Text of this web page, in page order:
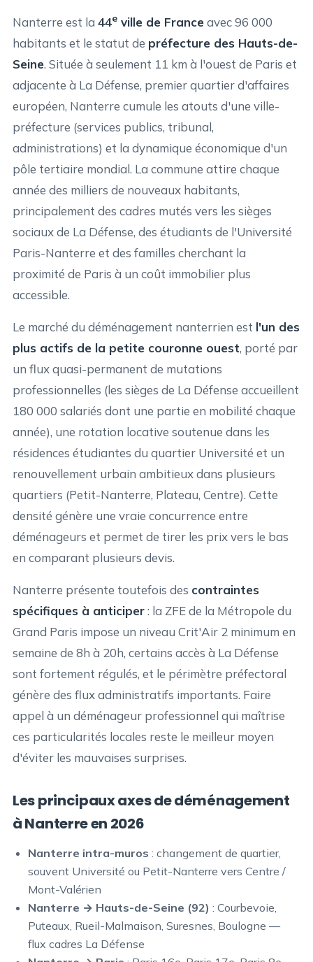
Nanterre est la44e ville de Franceavec 96 000
habitants et le statut de préfecture des Hauts-de-
Seine. Située à seulement 11 km à l'ouest de Paris et
adjacente à La Défense, premier quartier d'affaires
européen, Nanterre cumule les atouts d'une ville-
préfecture (services publics, tribunal,
administrations) et la dynamique économique d'un
pôle tertiaire mondial. La commune attire chaque
année des milliers de nouveaux habitants,
principalement des cadres mutés vers les sièges
sociaux de La Défense, des étudiants de l'Université
Paris-Nanterre et des familles cherchant la
proximité de Paris à un coût immobilier plus
accessible.
Le marché du déménagement nanterrien est l'un des
plus actifs de la petite couronne ouest, porté par
un flux quasi-permanent de mutations
professionnelles (les sièges de La Défense accueillent
180 000 salariés dont une partie en mobilité chaque
année), une rotation locative soutenue dans les
résidences étudiantes du quartier Université et un
renouvellement urbain ambitieux dans plusieurs
quartiers (Petit-Nanterre, Plateau, Centre). Cette
densité génère une vraie concurrence entre
déménageurs et permet de tirer les prix vers le bas
en comparant plusieurs devis.
Nanterre présente toutefois des contraintes
spécifiques à anticiper: la ZFE de la Métropole du
Grand Paris impose un niveau Crit'Air 2 minimum en
semaine de 8h à 20h, certains accès à La Défense
sont fortement régulés, et le périmètre préfectoral
génère des flux administratifs importants. Faire
appel à un déménageur professionnel qui maîtrise
ces particularités locales reste le meilleur moyen
d'éviter les mauvaises surprises.
Les principaux axes de déménagement
à Nanterre en 2026
Nanterre intra-muros : changement de quartier,
souvent Université ou Petit-Nanterre vers Centre /
Mont-Valérien
Nanterre → Hauts-de-Seine (92) : Courbevoie,
Puteaux, Rueil-Malmaison, Suresnes, Boulogne —
flux cadres La Défense